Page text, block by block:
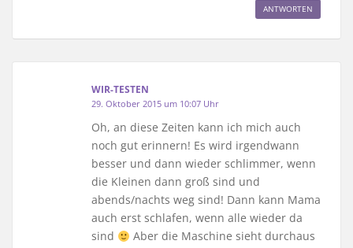
ANTWORTEN
WIR-TESTEN
29. Oktober 2015 um 10:07 Uhr
Oh, an diese Zeiten kann ich mich auch
noch gut erinnern! Es wird irgendwann
besser und dann wieder schlimmer, wenn
die Kleinen dann groß sind und
abends/nachts weg sind! Dann kann Mama
auch erst schlafen, wenn alle wieder da
sind
Aber die Maschine sieht durchaus